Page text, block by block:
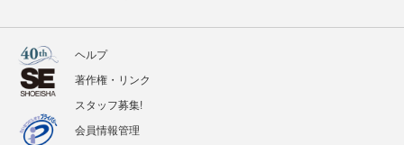
ヘルプ
著作権・リンク
スタッフ募集!
会員情報管理